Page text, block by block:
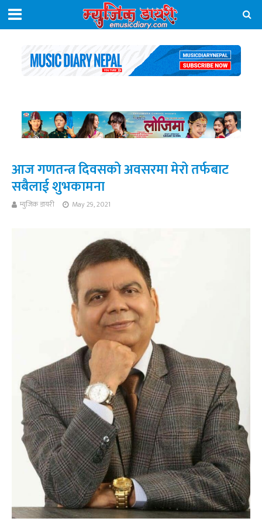
आज गणतन्त्र दिवसको अवसरमा मेरो तर्फबाट
सबैलाई शुभकामना
म्युजिक डायरी May 29, 2021